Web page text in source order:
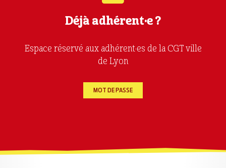
Déjà adhérent·e ?
Espace réservé aux adhérent·es de la CGT ville
de Lyon
MOT DE PASSE